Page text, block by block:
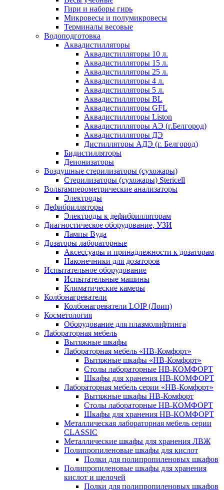
Гири и наборы гирь
Микровесы и полумикровесы
Терминалы весовые
Водоподготовка
Аквадистилляторы
Аквадистилляторы 10 л.
Аквадистилляторы 15 л.
Аквадистилляторы 25 л.
Аквадистилляторы 4 л.
Аквадистилляторы 5 л.
Аквадистилляторы BL
Аквадистилляторы GFL
Аквадистилляторы Liston
Аквадистилляторы АЭ (г.Белгород)
Аквадистилляторы ДЭ
Дистилляторы АДЭ (г. Белгород)
Бидистилляторы
Деионизаторы
Воздушные стерилизаторы (сухожары)
Стерилизаторы (сухожары) Stericell
Вольтамперометрические анализаторы
Электроды
Дефибрилляторы
Электроды к дефибрилляторам
Диагностическое оборудование, УЗИ
Лампы Вуда
Дозаторы лабораторные
Аксессуары и принадлежности к дозаторам
Наконечники для дозаторов
Испытательное оборудование
Испытательные машины
Климатические камеры
Колбонагреватели
Колбонагреватели LOIP (Лоип)
Косметология
Оборудование для плазмолифтинга
Лабораторная мебель
Вытяжные шкафы
Лабораторная мебель «НВ-Комфорт»
Вытяжные шкафы «НВ-Комфорт»
Столы лабораторные НВ-КОМФОРТ
Шкафы для хранения НВ-КОМФОРТ
Лабораторная мебель серии «НВ-Комфорт»
Вытяжные шкафы НВ-Комфорт
Столы лабораторные НВ-КОМФОРТ
Шкафы для хранения НВ-КОМФОРТ
Металлическая лабораторная мебель серии
CLASSIC
Металлические шкафы для хранения ЛВЖ
Полипропиленовые шкафы для кислот
Полки для полипропиленовых шкафов
Полипропиленовые шкафы для хранения
кислот и щелочей
Полки для полипропиленовых шкафов